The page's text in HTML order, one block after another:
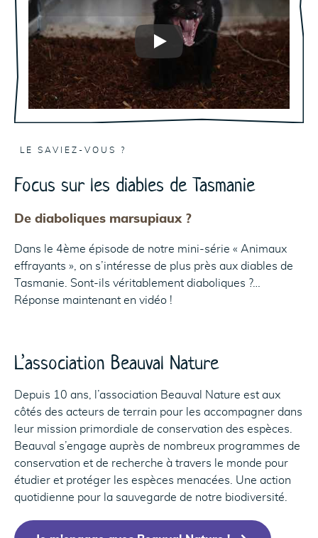
Play
LE SAVIEZ-VOUS ?
Focus sur les diables de Tasmanie
De diaboliques marsupiaux ?
Dans le 4ème épisode de notre mini-série « Animaux
effrayants », on s’intéresse de plus près aux diables de
Tasmanie. Sont-ils véritablement diaboliques ?…
Réponse maintenant en vidéo !
L’association Beauval Nature
Depuis 10 ans, l’association Beauval Nature est aux
côtés des acteurs de terrain pour les accompagner dans
leur mission primordiale de conservation des espèces.
Beauval s’engage auprès de nombreux programmes de
conservation et de recherche à travers le monde pour
étudier et protéger les espèces menacées. Une action
quotidienne pour la sauvegarde de notre biodiversité.